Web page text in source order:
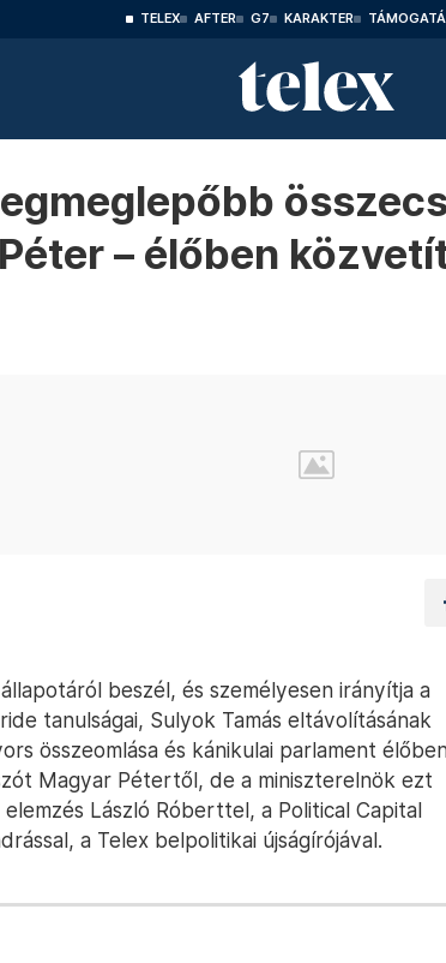
TELEX AFTER G7 KARAKTER
– élőben
beszél, és személyesen irányítja a
tanulságai, Sulyok Tamás eltávolításának
összeomlása és kánikulai parlament
Magyar Pétertől, de a miniszterelnök ezt
László Róberttel, a Political Capital
a Telex belpolitikai újságírójával.